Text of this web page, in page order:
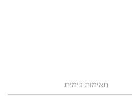
תאימות כימית